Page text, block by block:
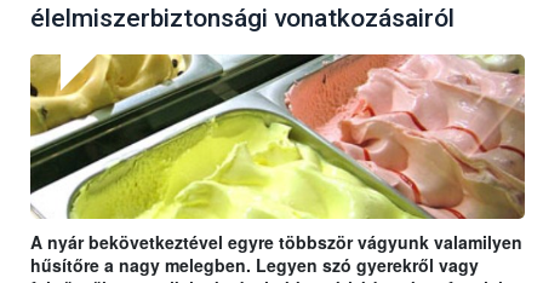
élelmiszerbiztonsági vonatkozásairól
A nyár bekövetkeztével egyre többször vágyunk valamilyen
hűsítőre a nagy melegben. Legyen szó gyerekről vagy